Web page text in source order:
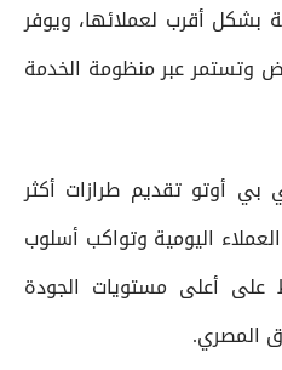
بشكل أقرب لعملائها، ويوفر
وتستمر عبر منظومة الخدمة
أوتو تقديم طرازات أكثر
اليومية وتواكب أسلوب
على أعلى مستويات الجودة
المصري.